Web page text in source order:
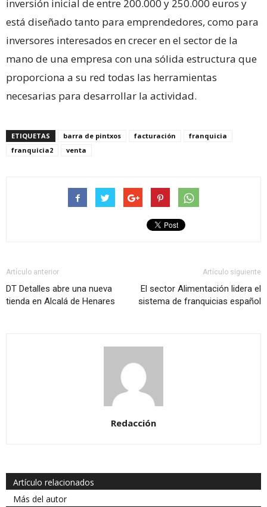
inversión inicial de entre 200.000 y 250.000 euros y
está diseñado tanto para emprendedores, como para
inversores interesados en crecer en el sector de la
mano de una empresa con una sólida estructura que
proporciona a su red todas las herramientas
necesarias para desarrollar la actividad.
ETIQUETAS barra de pintxos facturación
franquicia
franquicia2
venta
Artículo anterior
DT Detalles abre una nueva
tienda en Alcalá de Henares
Artículo siguiente
El sector Alimentación lidera el
sistema de franquicias español
Redacción
Artículo relacionados
Más del autor